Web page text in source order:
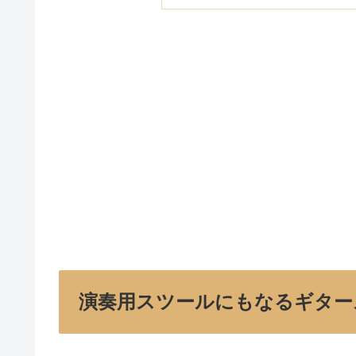
演奏用スツールにもなるギター